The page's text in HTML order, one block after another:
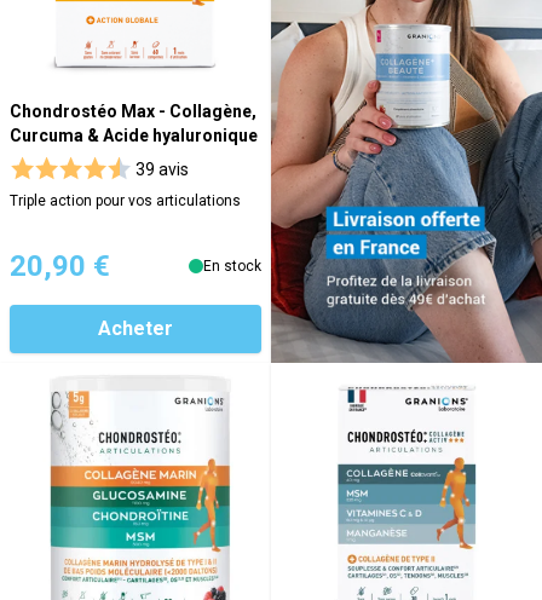
Chondrostéo Max - Collagène,
Curcuma & Acide hyaluronique
39 avis
Triple action pour vos articulations
20,90 € En stock
Acheter